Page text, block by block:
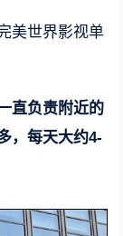
美世界影视单
直负责附近的
，每天大约4-